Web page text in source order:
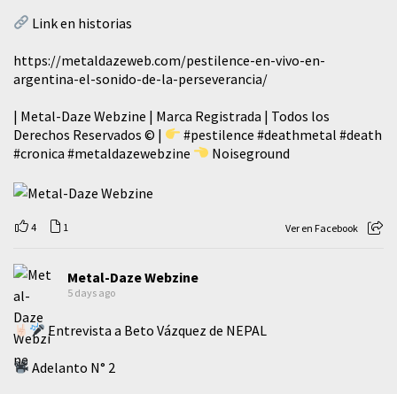
Link en historias
https://metaldazeweb.com/pestilence-en-vivo-en-
argentina-el-sonido-de-la-perseverancia/
| Metal-Daze Webzine | Marca Registrada | Todos los
Derechos Reservados © |
#pestilence #deathmetal #death
#cronica #metaldazewebzine Noiseground
4 1 Ver en Facebook
Metal-Daze Webzine
5 days ago
Entrevista a Beto Vázquez de NEPAL
Adelanto N° 2